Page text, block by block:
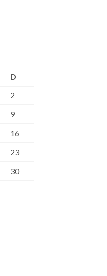
D
2
9
16
23
30